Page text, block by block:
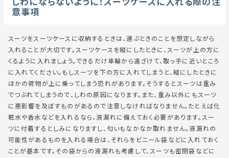
しわにならないように！スーツケースに入れる際の注
意事項
スーツをスーツケースに収納するときは、運ぶときのことを想定しながら
入れることが大切です。スーツケースを縦にしたときに、スーツが上の方に
くるように入れましょう。できるだけ車輪から遠ざけて、取っ手に近いところ
に入れてください。もしスーツを下の方に入れてしまうと、縦にしたときに
ほかの荷物が上に乗ってしまう恐れがあります。そうするとスーツは重み
でつぶれてしまうので、しわの原因になります。また、重み以外にもスーツ
に悪影響を及ぼすものがあるので注意しなければなりません。たとえば化
粧水や香水などを入れるなら、液漏れに備えておく必要があります。スー
ツに付着するとしみになりますし、匂いもなかなか取れません。液漏れの
可能性があるものを入れる場合は、それらをビニール袋などに入れておく
ことが基本です。その袋からの液漏れも考慮して、スーツも密閉袋などに